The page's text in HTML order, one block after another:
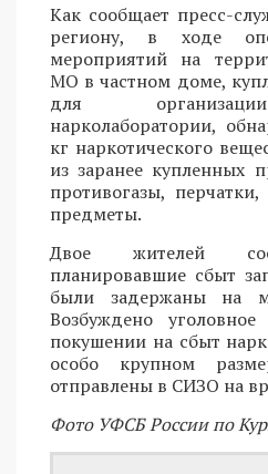
Как сообщает пресс-
региону, в ходе
мероприятий на
МО в частном доме,
для
нарколаборатории,
кг наркотического
из заранее купленных
противогазы,
предметы.
Двое жителей
планировавшие сбыт
были задержаны на
Возбуждено
покушении на сбыт
особо крупном
отправлены в СИЗО на
Фото УФСБ России по